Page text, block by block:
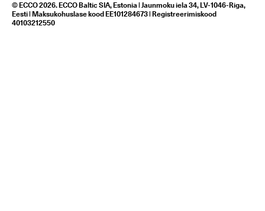
© ECCO 2026. ECCO Baltic SIA, Estonia | Jaunmoku iela 34, LV-1046-Riga,
Eesti | Maksukohuslase kood EE101284673 | Registreerimiskood
40103212550